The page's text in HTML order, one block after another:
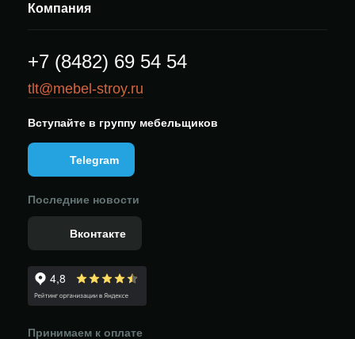
Компания
+7 (8482) 69 54 54
tlt@mebel-stroy.ru
Вступайте в группу мебельщиков
Telegram
Последние новости
Вконтакте
Принимаем к оплате